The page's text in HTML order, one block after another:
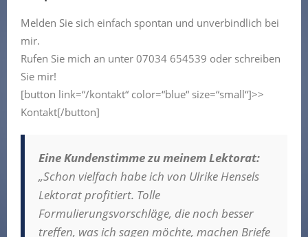
Melden Sie sich einfach spontan und unverbindlich bei
mir.
Rufen Sie mich an unter 07034 654539 oder schreiben
Sie mir!
[button link=“/kontakt“ color=“blue“ size=“small“]>>
Kontakt[/button]
Eine Kundenstimme zu meinem Lektorat:
„Schon vielfach habe ich von Ulrike Hensels
Lektorat profitiert. Tolle
Formulierungsvorschläge, die noch besser
treffen, was ich sagen möchte, machen Briefe